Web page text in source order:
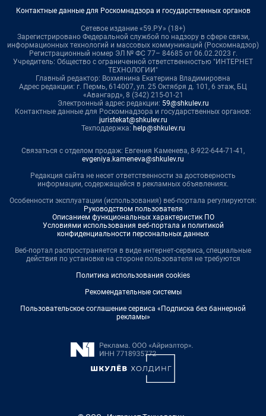
Контактные данные для Роскомнадзора и государственных органов
Сетевое издание «59.РУ» (18+)
Зарегистрировано Федеральной службой по надзору в сфере связи,
информационных технологий и массовых коммуникаций (Роскомнадзор)
Регистрационный номер ЭЛ № ФС 77– 84685 от 06.02.2023 г.
Учредитель: Общество с ограниченной ответственностью "ИНТЕРНЕТ
ТЕХНОЛОГИИ"
Главный редактор: Вохмянина Екатерина Владимировна
Адрес редакции: г. Пермь, 614007, ул. 25 Октября д. 101, 6 этаж, БЦ
«Авангард», 8 (342) 215-01-21
Электронный адрес редакции: 59@shkulev.ru
Контактные данные для Роскомнадзора и государственных органов:
juristekat@shkulev.ru
Техподдержка: help@shkulev.ru
Связаться с отделом продаж: Евгения Каменева, 8-922-644-71-41,
evgeniya.kameneva@shkulev.ru
Редакция сайта не несет ответственности за достоверность
информации, содержащейся в рекламных объявлениях.
Особенности эксплуатации (использования) веб-портала регулируются:
Руководством пользователя
Описанием функциональных характеристик ПО
Условиями использования веб-портала и политикой
конфиденциальности персональных данных
Веб-портал распространяется в виде интернет-сервиса, специальные
действия по установке на стороне пользователя не требуются
Политика использования cookies
Рекомендательные системы
Пользовательское соглашение сервиса «Подписка без баннерной
рекламы»